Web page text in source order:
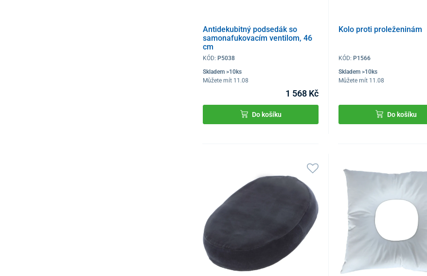
Antidekubitný podsedák so
samonafukovacím ventilom, 46
cm
KÓD: P5038
Skladem >10ks
Můžete mít 11.08
1 568 Kč
Do košíku
Kolo proti proleženinám
KÓD: P1566
Skladem >10ks
Můžete mít 11.08
Do košíku